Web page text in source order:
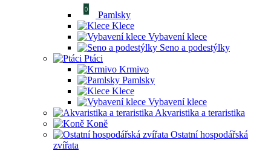
Pamlsky
Klece
Vybavení klece
Seno a podestýlky
Ptáci
Krmivo
Pamlsky
Klece
Vybavení klece
Akvaristika a teraristika
Koně
Ostatní hospodářská
zvířata